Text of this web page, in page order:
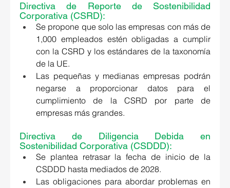
Directiva de Reporte de Sostenibilidad
Corporativa (CSRD):
Se propone que solo las empresas con más de
1,000 empleados estén obligadas a cumplir
con la CSRD y los estándares de la taxonomía
de la UE.
Las pequeñas y medianas empresas podrán
negarse a proporcionar datos para el
cumplimiento de la CSRD por parte de
empresas más grandes.
Directiva de Diligencia Debida en
Sostenibilidad Corporativa (CSDDD):
Se plantea retrasar la fecha de inicio de la
CSDDD hasta mediados de 2028.
Las obligaciones para abordar problemas en